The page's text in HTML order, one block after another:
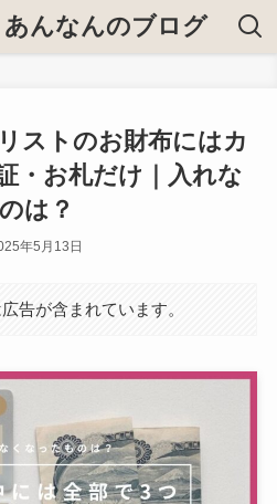
んなんのブログ
ストのお財布にはカ
・お札だけ｜入れな
は？
年5月13日
告が含まれています。